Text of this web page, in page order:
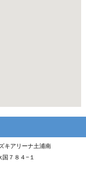
キアリーナ土浦南
７８４−１